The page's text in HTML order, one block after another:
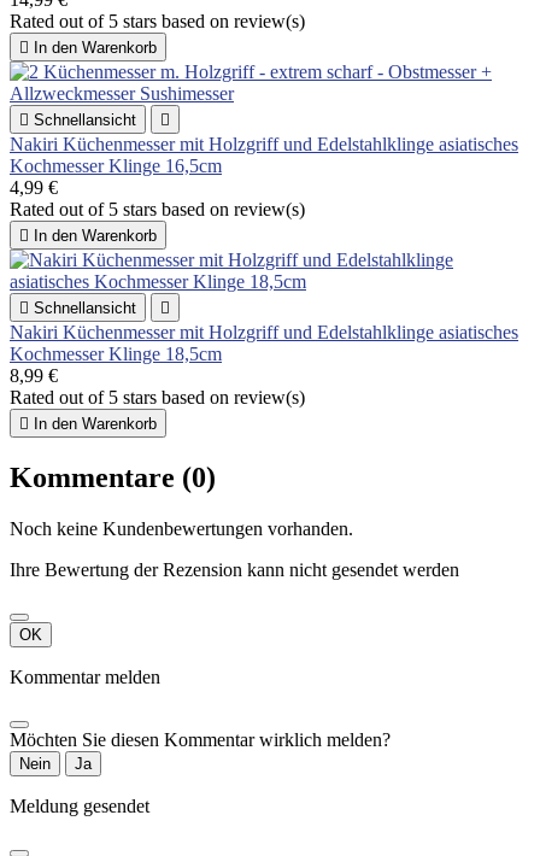
Rated out of 5 stars based on review(s)
 In den Warenkorb
 Schnellansicht 
Nakiri Küchenmesser mit Holzgriff und Edelstahlklinge asiatisches
Kochmesser Klinge 16,5cm
4,99 €
Rated out of 5 stars based on review(s)
 In den Warenkorb
 Schnellansicht 
Nakiri Küchenmesser mit Holzgriff und Edelstahlklinge asiatisches
Kochmesser Klinge 18,5cm
8,99 €
Rated out of 5 stars based on review(s)
 In den Warenkorb
Kommentare (0)
Noch keine Kundenbewertungen vorhanden.
Ihre Bewertung der Rezension kann nicht gesendet werden
OK
Kommentar melden
Möchten Sie diesen Kommentar wirklich melden?
Nein Ja
Meldung gesendet